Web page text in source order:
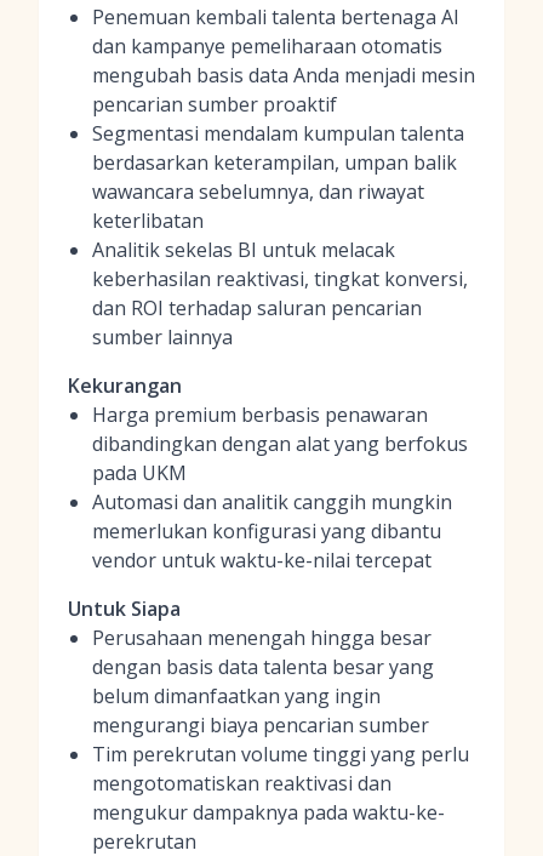
Penemuan kembali talenta bertenaga AI
dan kampanye pemeliharaan otomatis
mengubah basis data Anda menjadi mesin
pencarian sumber proaktif
Segmentasi mendalam kumpulan talenta
berdasarkan keterampilan, umpan balik
wawancara sebelumnya, dan riwayat
keterlibatan
Analitik sekelas BI untuk melacak
keberhasilan reaktivasi, tingkat konversi,
dan ROI terhadap saluran pencarian
sumber lainnya
Kekurangan
Harga premium berbasis penawaran
dibandingkan dengan alat yang berfokus
pada UKM
Automasi dan analitik canggih mungkin
memerlukan konfigurasi yang dibantu
vendor untuk waktu-ke-nilai tercepat
Untuk Siapa
Perusahaan menengah hingga besar
dengan basis data talenta besar yang
belum dimanfaatkan yang ingin
mengurangi biaya pencarian sumber
Tim perekrutan volume tinggi yang perlu
mengotomatiskan reaktivasi dan
mengukur dampaknya pada waktu-ke-
perekrutan